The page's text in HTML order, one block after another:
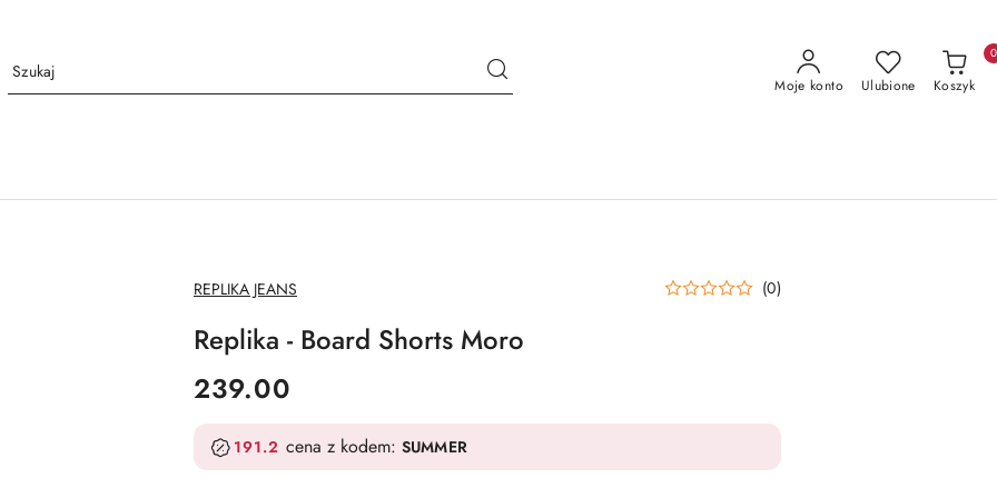
Moje konto Ulubione Koszyk
0
NAZWA
PRODUCENTA:
REPLIKA JEANS (0)
Replika - Board Shorts Moro
cena:
239.00
191.2 cena z kodem: SUMMER